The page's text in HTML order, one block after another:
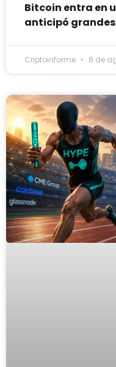
Bitcoin entra en
anticipó
Criptoinforme 6 de